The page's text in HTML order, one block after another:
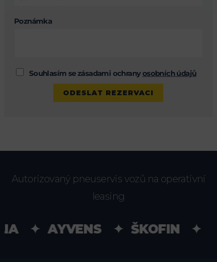
Poznámka
Souhlasím se zásadami ochranyosobních údajů
Autorizovaný pneuservis vozů na operativní
leasing
✦ AYVENS ✦ ŠKOFIN ✦